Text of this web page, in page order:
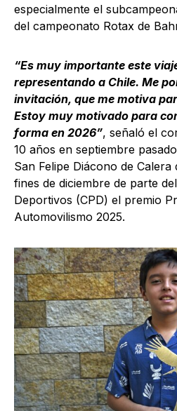
especialmente el
del campeonato Rotax de
“Es muy importante este
representando a Chile. Me
invitación, que me motiva
Estoy muy motivado para
forma en 2026”, señaló el
10 años en septiembre
San Felipe Diácono de
fines de diciembre de parte
Deportivos (CPD) el premio
Automovilismo 2025.